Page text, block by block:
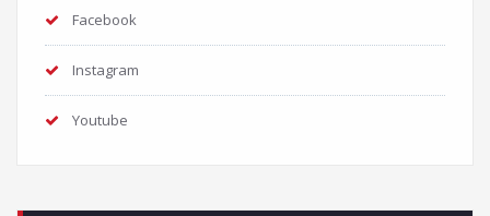
Facebook
Instagram
Youtube